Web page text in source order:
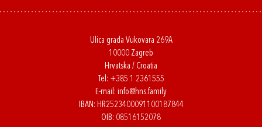
Ulica grada Vukovara 269A
10000 Zagreb
Hrvatska / Croatia
Tel: +385 1 2361555
E-mail: info@hns.family
IBAN: HR2523400091100187844
OIB: 08516152078